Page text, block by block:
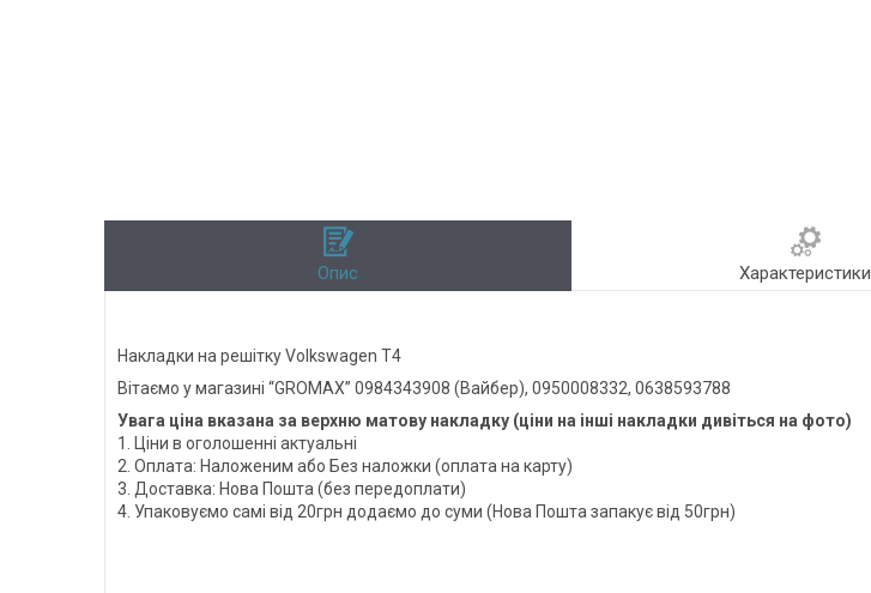
Опис Характеристики
Накладки на решітку Volkswagen T4
Вітаємо у магазині “GROMAX” 0984343908 (Вайбер), 0950008332, 0638593788
Увага ціна вказана за верхню матову накладку (ціни на інші накладки дивіться на фото)
1. Ціни в оголошенні актуальні
2. Оплата: Наложеним або Без наложки (оплата на карту)
3. Доставка: Нова Пошта (без передоплати)
4. Упаковуємо самі від 20грн додаємо до суми (Нова Пошта запакує від 50грн)